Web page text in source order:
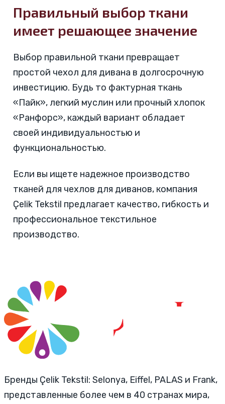
Правильный выбор ткани
имеет решающее значение
Выбор правильной ткани превращает
простой чехол для дивана в долгосрочную
инвестицию. Будь то фактурная ткань
«Пайк», легкий муслин или прочный хлопок
«Ранфорс», каждый вариант обладает
своей индивидуальностью и
функциональностью.
Если вы ищете надежное производство
тканей для чехлов для диванов, компания
Çelik Tekstil предлагает качество, гибкость и
профессиональное текстильное
производство.
Бренды Çelik Tekstil: Selonya, Eiffel, PALAS и Frank,
представленные более чем в 40 странах мира,